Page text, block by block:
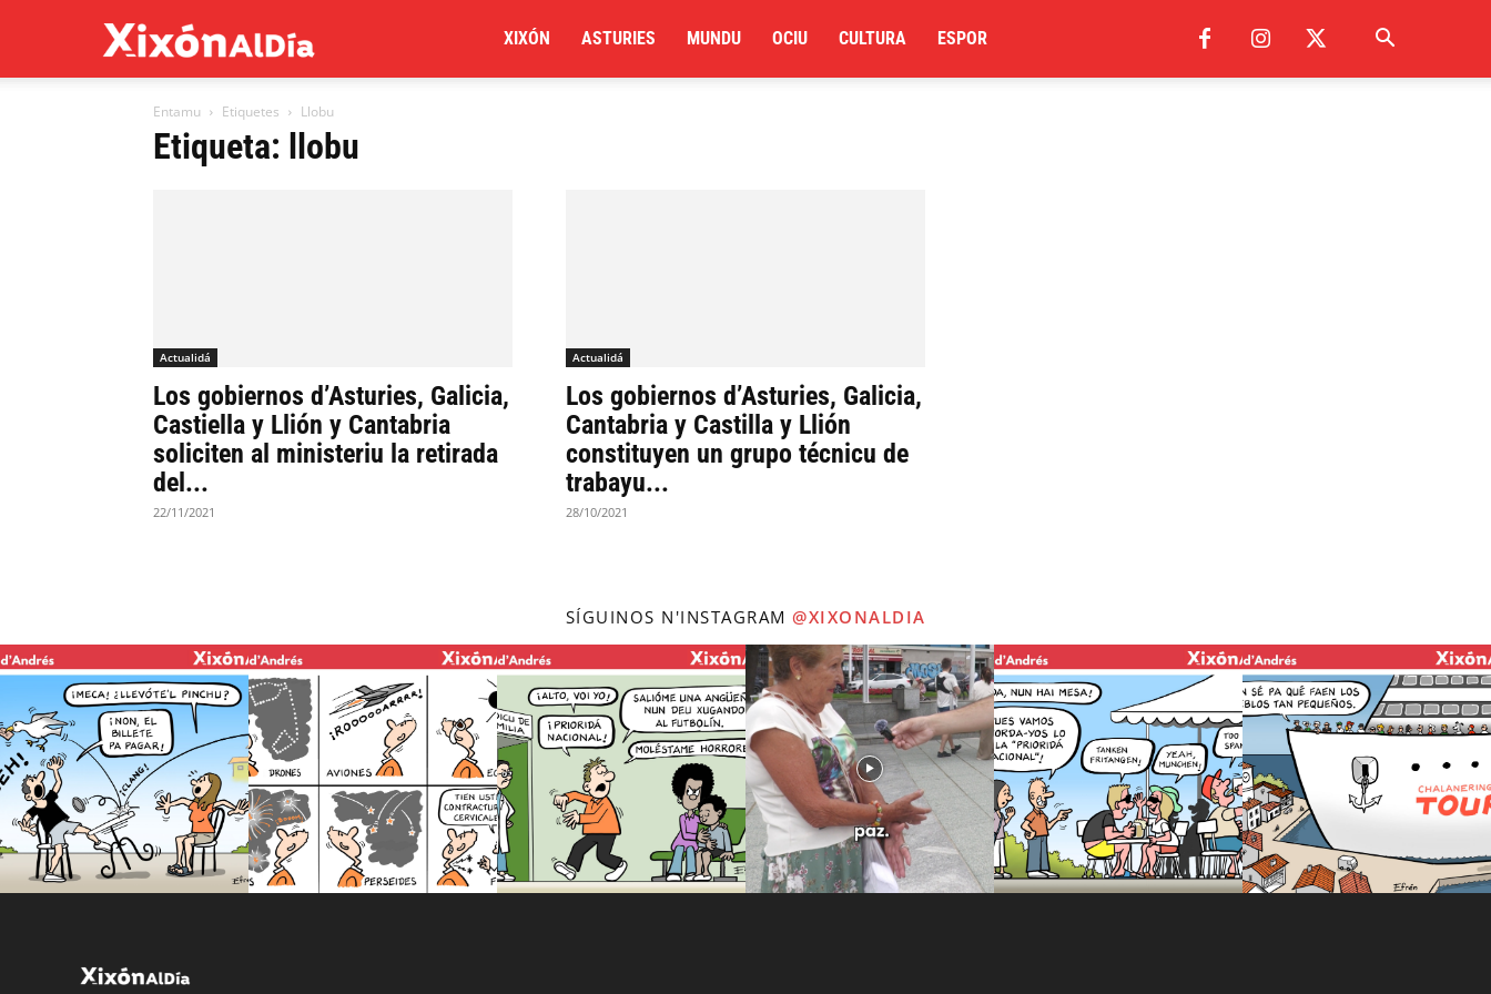
al
XIXÓN ASTURIES MUNDU OCIU CULTURA ESPOR
Entamu Etiquetes Llobu
Etiqueta: llobu
Actualidá
Los gobiernos d’Asturies, Galicia,
Castiella y Llión y Cantabria
soliciten al ministeriu la retirada
del...
22/11/2021
Actualidá
Los gobiernos d’Asturies, Galicia,
Cantabria y Castilla y Llión
constituyen un grupo técnicu de
trabayu...
28/10/2021
SÍGUINOS N'INSTAGRAM @XIXONALDIA